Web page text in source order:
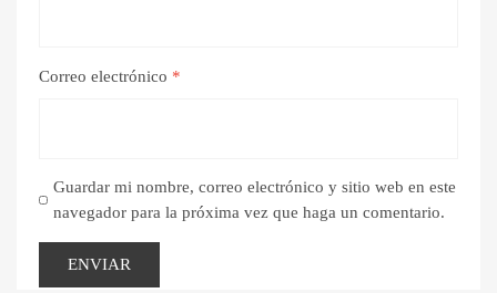
Correo electrónico *
Guardar mi nombre, correo electrónico y sitio web en este
navegador para la próxima vez que haga un comentario.